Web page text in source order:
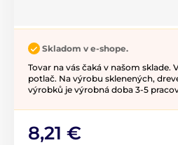
Skladom v e-shope.
Tovar na vás čaká v našom sklade.
potlač. Na výrobu sklenených,
výrobků je výrobná doba 3-5
8,21 €